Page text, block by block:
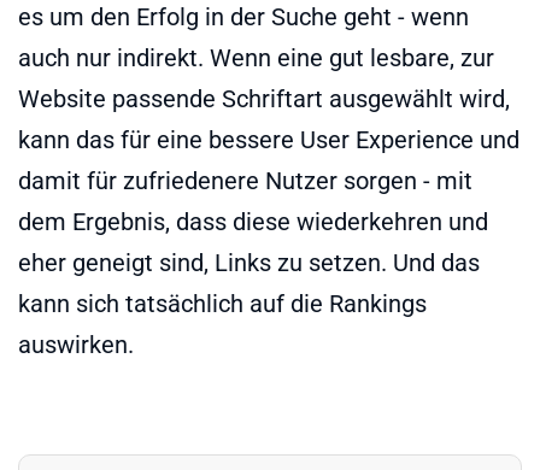
es um den Erfolg in der Suche geht - wenn
auch nur indirekt. Wenn eine gut lesbare, zur
Website passende Schriftart ausgewählt wird,
kann das für eine bessere User Experience und
damit für zufriedenere Nutzer sorgen - mit
dem Ergebnis, dass diese wiederkehren und
eher geneigt sind, Links zu setzen. Und das
kann sich tatsächlich auf die Rankings
auswirken.